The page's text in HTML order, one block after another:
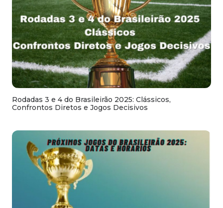
Rodadas 3 e 4 do Brasileirão 2025: Clássicos,
Confrontos Diretos e Jogos Decisivos